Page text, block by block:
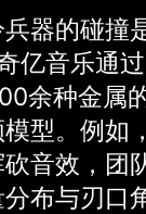
兵器的碰撞
亿音乐通
余种金属
型。例如
音效，团
布与刃口